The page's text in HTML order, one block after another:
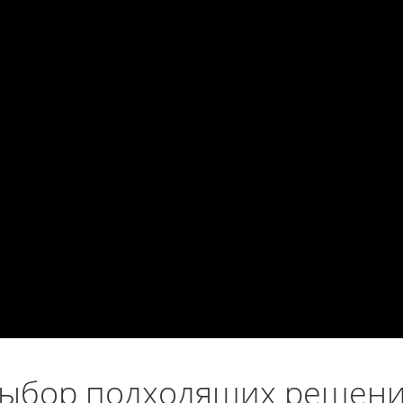
подходящих